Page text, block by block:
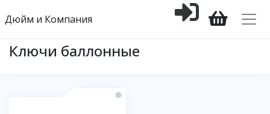
Дюйм и Компания
Ключи баллонные